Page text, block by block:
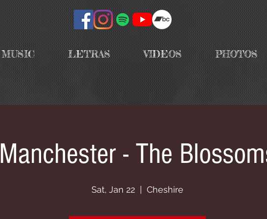
MUSIC LETRAS VIDEOS PHOTOS
Manchester - The
Sat, Jan 22 Cheshire